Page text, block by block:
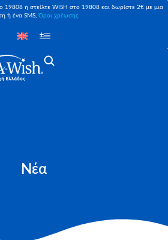
19808 ή στείλτε WISH στο 19808 και δωρίστε 2€ με μια
ή ένα SMS,Όροι χρέωσης
Νέα